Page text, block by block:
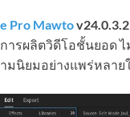
Pro Mawtov24.0.3.2
รผลิตวิดีโอชั้นยอด ไ
มนิยมอย่างแพร่หลาย